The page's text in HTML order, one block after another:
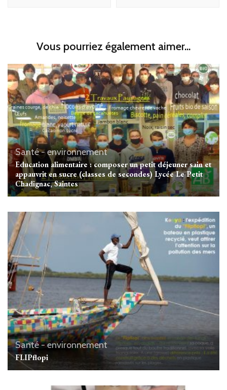
Vous pourriez également aimer...
Santé - environnement
Education alimentaire : composer un petit déjeuner sain et
appauvrit en sucre (classes de secondes) Lycée Le Petit
Chadignac, Saintes
Santé - environnement
FLIPflopi